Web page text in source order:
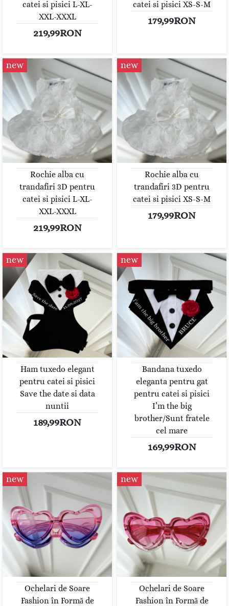
catei si pisici L-XL-
XXL-XXXL
219,99RON
catei si pisici XS-S-M
179,99RON
new
Rochie alba cu
trandafiri 3D pentru
catei si pisici L-XL-
XXL-XXXL
219,99RON
new
Rochie alba cu
trandafiri 3D pentru
catei si pisici XS-S-M
179,99RON
new
Ham tuxedo elegant
pentru catei si pisici
Save the date si data
nuntii
189,99RON
new
Bandana tuxedo
eleganta pentru gat
pentru catei si pisici
I’m the big
brother/Sunt fratele
cel mare
169,99RON
new
Ochelari de Soare
Fashion în Formă de
new
Ochelari de Soare
Fashion în Formă de